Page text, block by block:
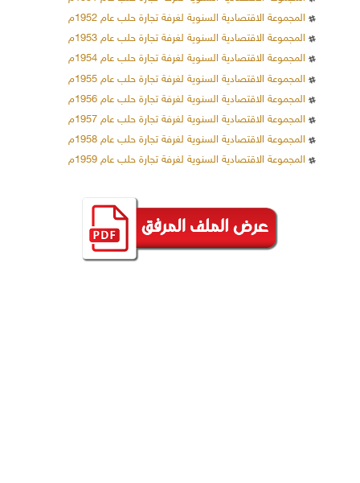
المجموعة الاقتصادية السنوية لغرفة تجارة حلب عام 1952م
المجموعة الاقتصادية السنوية لغرفة تجارة حلب عام 1953م
المجموعة الاقتصادية السنوية لغرفة تجارة حلب عام 1954م
المجموعة الاقتصادية السنوية لغرفة تجارة حلب عام 1955م
المجموعة الاقتصادية السنوية لغرفة تجارة حلب عام 1956م
المجموعة الاقتصادية السنوية لغرفة تجارة حلب عام 1957م
المجموعة الاقتصادية السنوية لغرفة تجارة حلب عام 1958م
المجموعة الاقتصادية السنوية لغرفة تجارة حلب عام 1959م